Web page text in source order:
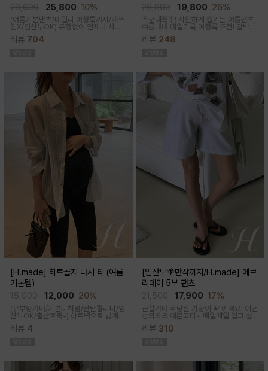
25,800 10%
(여름기본팬츠/데일리,여행룩까지/배쪼
임X/임산부OK) 유행없이 언제나 사랑
받는 BASIC! 심플하고 베이직한 디자
인이라유행 걱정 없이 매 시즌마다꺼내
리뷰 704
19,800 26%
주문대폭주! 시원하게 즐기는 여름팬츠,
여름내내 데일리룩,여행룩 추천! 압박없
이 편안한 임부복대, 캐쥬얼한 무드의 편
안한 팬츠에요!바스락거리는 매끈한 원
리뷰 248
[H.made] 하트골지 나시 티 (여름
기본템)
12,000 20%
(유부방커버/기본티처럼/탄탄퀄리티/임
산부OK/출산후쭉-) 하트넥으로 넓게
루엣이 되고 넓은 암홀로 끼임이나 답답
리뷰 4
[임산부🌴만삭까지/H.made] 에브
리데이 5부 팬츠
17,900 17%
군살커버 적당한 기장이 딱 예뻐요! 어떤
상의와도 예쁜코디~ 매일매일 입고 싶
한 5부 기장감으로 군살커버
리뷰 310